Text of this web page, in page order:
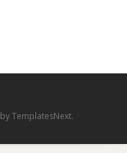
by TemplatesNext.